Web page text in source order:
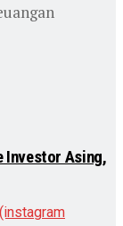
Investor Asing,